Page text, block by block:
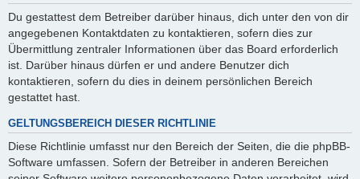
Du gestattest dem Betreiber darüber hinaus, dich unter den von dir
angegebenen Kontaktdaten zu kontaktieren, sofern dies zur
Übermittlung zentraler Informationen über das Board erforderlich
ist. Darüber hinaus dürfen er und andere Benutzer dich
kontaktieren, sofern du dies in deinem persönlichen Bereich
gestattet hast.
GELTUNGSBEREICH DIESER RICHTLINIE
Diese Richtlinie umfasst nur den Bereich der Seiten, die die phpBB-
Software umfassen. Sofern der Betreiber in anderen Bereichen